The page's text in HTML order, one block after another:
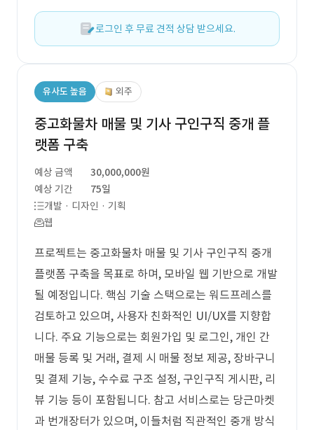
로그인 후 무료 견적 상담 받으세요.
유사도 높음 외주
중고화물차 매물 및 기사 구인구직 중개 플
랫폼 구축
예상 금액
30,000,000원
예상 기간
75일
개발 · 디자인 · 기획
웹
프로젝트는 중고화물차 매물 및 기사 구인구직 중개
플랫폼 구축을 목표로 하며, 모바일 웹 기반으로 개발
될 예정입니다. 핵심 기술 스택으로는 워드프레스를
검토하고 있으며, 사용자 친화적인 UI/UX를 지향합
니다. 주요 기능으로는 회원가입 및 로그인, 개인 간
매물 등록 및 거래, 결제 시 매물 정보 제공, 장바구니
및 결제 기능, 수수료 구조 설정, 구인구직 게시판, 리
뷰 기능 등이 포함됩니다. 참고 서비스로는 당근마켓
과 번개장터가 있으며, 이들처럼 직관적인 중개 방식